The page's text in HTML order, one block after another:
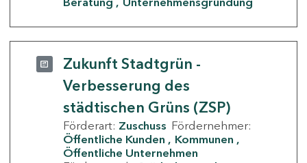
Zukunft Stadtgrün -
Verbesserung des
städtischen Grüns (ZSP)
Förderart: Zuschuss Fördernehmer:
Öffentliche Kunden
Kommunen
Öffentliche Unternehmen